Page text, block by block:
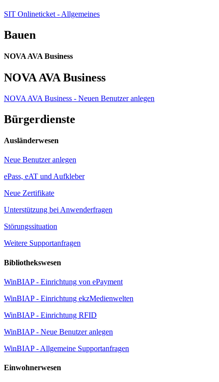
SIT Onlineticket - Allgemeines
Bauen
NOVA AVA Business
NOVA AVA Business
NOVA AVA Business - Neuen Benutzer anlegen
Bürgerdienste
Ausländerwesen
Neue Benutzer anlegen
ePass, eAT und Aufkleber
Neue Zertifikate
Unterstützung bei Anwenderfragen
Störungssituation
Weitere Supportanfragen
Bibliothekswesen
WinBIAP - Einrichtung von ePayment
WinBIAP - Einrichtung ekzMedienwelten
WinBIAP - Einrichtung RFID
WinBIAP - Neue Benutzer anlegen
WinBIAP - Allgemeine Supportanfragen
Einwohnerwesen